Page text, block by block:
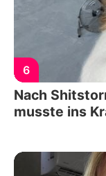
6
Nach
musste ins